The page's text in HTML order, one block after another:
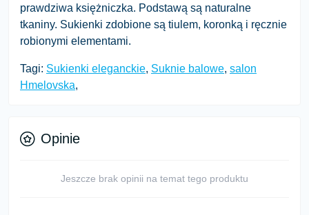
prawdziwa księżniczka. Podstawą są naturalne
tkaniny. Sukienki zdobione są tiulem, koronką i ręcznie
robionymi elementami.
Tagi: Sukienki eleganckie, Suknie balowe, salon
Hmelovska,
Opinie
Jeszcze brak opinii na temat tego produktu